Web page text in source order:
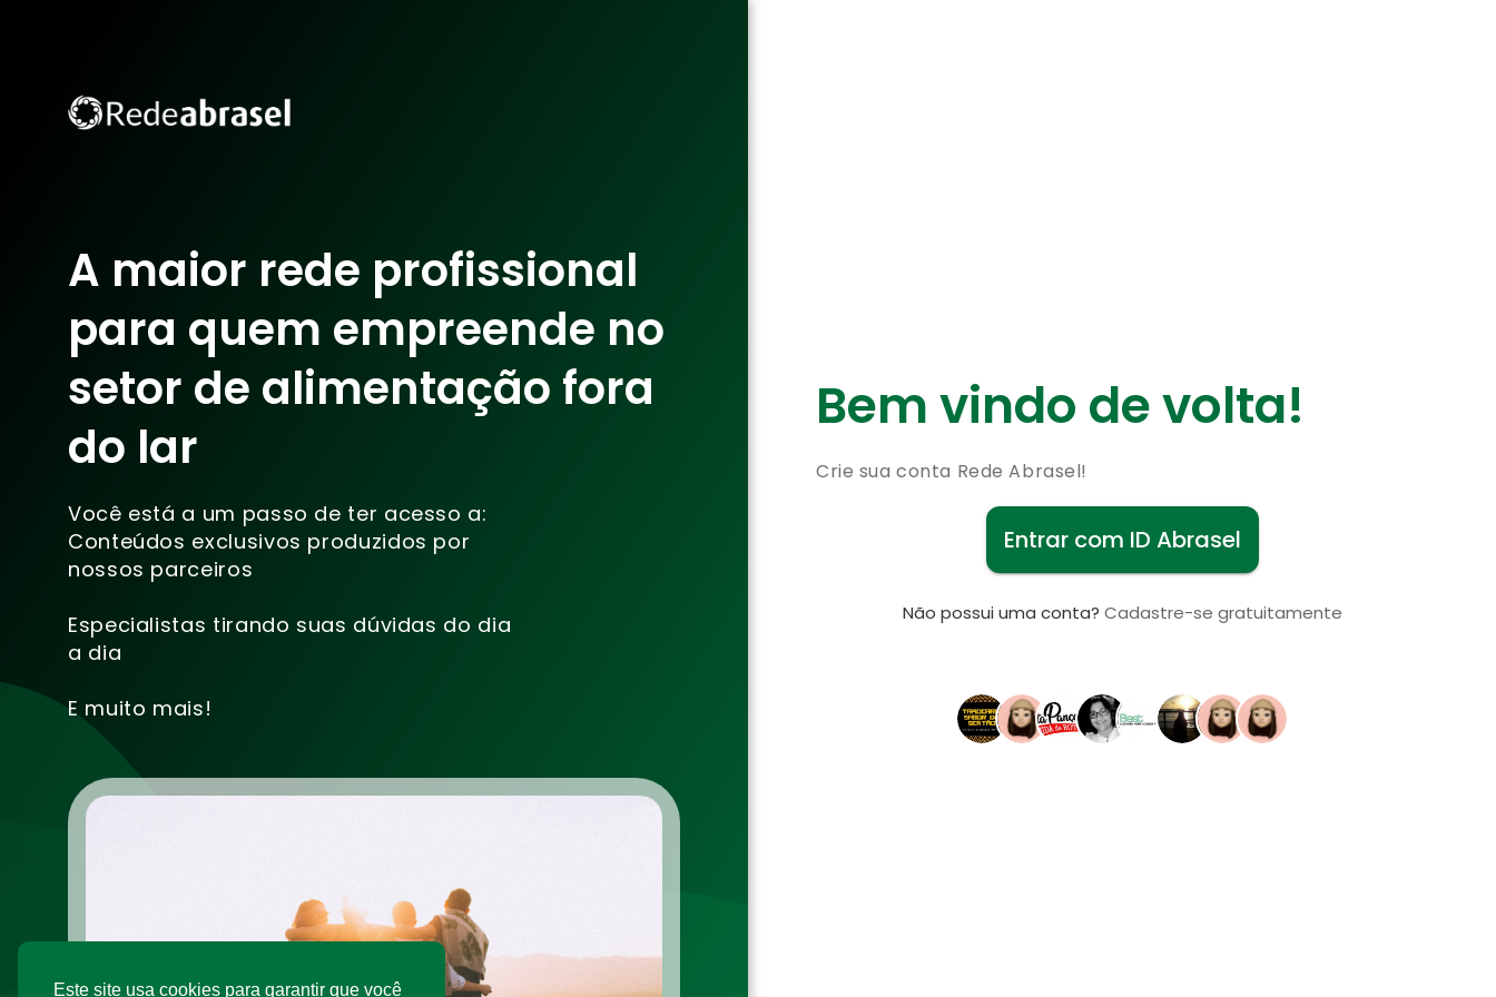
Este site usa cookies para garantir que você
A maior rede profissional
para quem empreende no
setor de alimentação fora
do lar
Você está a um passo de ter acesso a:
Conteúdos exclusivos produzidos por
nossos parceiros
Especialistas tirando suas dúvidas do dia
a dia
E muito mais!
Bem vindo de volta!
Crie sua conta Rede Abrasel!
Entrar com ID Abrasel
Não possui uma conta? Cadastre-se gratuitamente